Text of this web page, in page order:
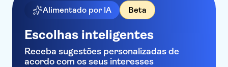
Alimentado por IA Beta
Escolhas inteligentes
Receba sugestões personalizadas de
acordo com os seus interesses